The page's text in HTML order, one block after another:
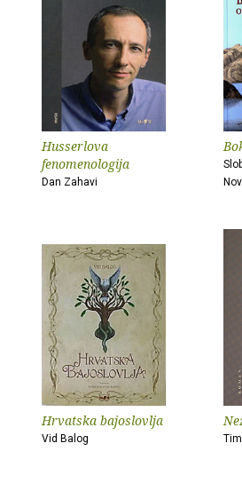
Husserlova
fenomenologija
Dan Zahavi
Hrvatska bajoslovlja
Vid Balog